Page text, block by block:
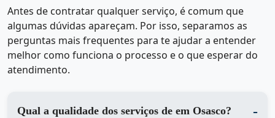
Antes de contratar qualquer serviço, é comum que
algumas dúvidas apareçam. Por isso, separamos as
perguntas mais frequentes para te ajudar a entender
melhor como funciona o processo e o que esperar do
atendimento.
Qual a qualidade dos serviços de em Osasco?